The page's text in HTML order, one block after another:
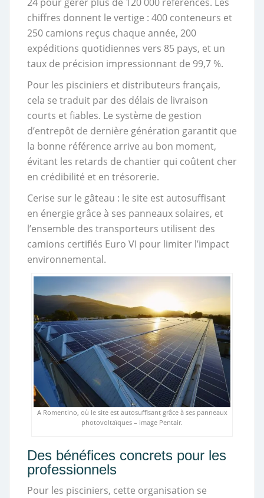
chiffres donnent le vertige : 400 conteneurs et
250 camions reçus chaque année, 200
expéditions quotidiennes vers 85 pays, et un
taux de précision impressionnant de 99,7 %.
Pour les pisciniers et distributeurs français,
cela se traduit par des délais de livraison
courts et fiables. Le système de gestion
d’entrepôt de dernière génération garantit que
la bonne référence arrive au bon moment,
évitant les retards de chantier qui coûtent cher
en crédibilité et en trésorerie.
Cerise sur le gâteau : le site est autosuffisant
en énergie grâce à ses panneaux solaires, et
l’ensemble des transporteurs utilisent des
camions certifiés Euro VI pour limiter l’impact
environnemental.
A Romentino, où le site est autosuffisant grâce à ses panneaux
photovoltaïques – image Pentair.
Des bénéfices concrets pour les
professionnels
Pour les pisciniers, cette organisation se